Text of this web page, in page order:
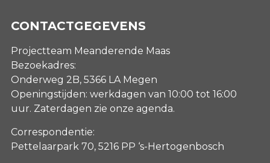
CONTACTGEGEVENS
Projectteam Meanderende Maas
Bezoekadres:
Onderweg 2B, 5366 LA Megen
Openingstijden: werkdagen van 10:00 tot 16:00
uur. Zaterdagen zie onze agenda.
Correspondentie:
Pettelaarpark 70, 5216 PP ‘s-Hertogenbosch